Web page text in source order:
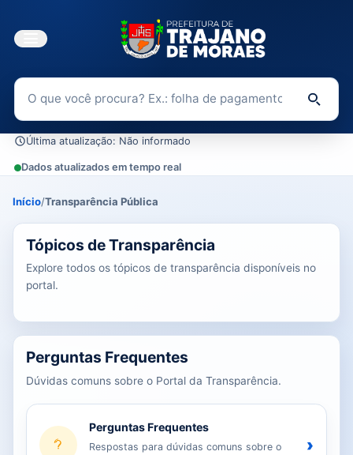
Buscar no Portal da Transparência
Última atualização: Não informado
Dados atualizados em tempo real
Início/Transparência Pública
0 tópicos carregados do banco de dados.
Tópicos de Transparência
Explore todos os tópicos de transparência disponíveis no
portal.
Perguntas Frequentes
Dúvidas comuns sobre o Portal da Transparência.
Perguntas Frequentes
Respostas para dúvidas comuns sobre o
›